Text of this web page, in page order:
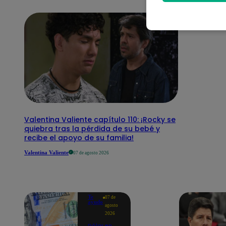
Valentina Valiente capítulo 110: ¡Rocky se
quiebra tras la pérdida de su bebé y
recibe el apoyo de su familia!
Valentina Valiente 07 de agosto 2026
Te
ayudo
07 de
agosto
2026